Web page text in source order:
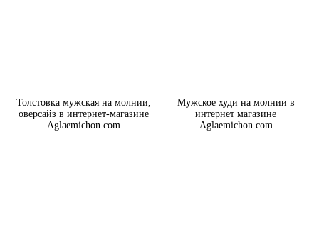
Толстовка мужская на молнии,
оверсайз в интернет-магазине
Aglaemichon.com
Мужское худи на молнии в
интернет магазине
Aglaemichon.com